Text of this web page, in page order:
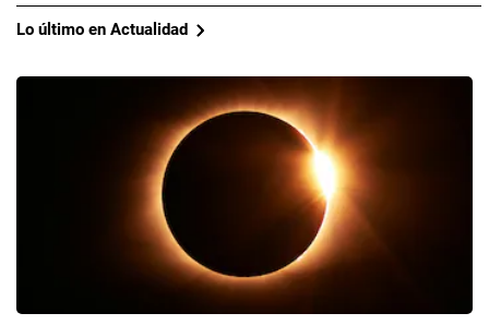
Lo último en Actualidad